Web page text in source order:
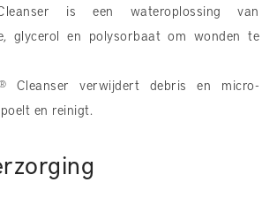
is een wateroplossing van
glycerol en polysorbaat om wonden te
Cleanser verwijdert debris en micro-
en reinigt.